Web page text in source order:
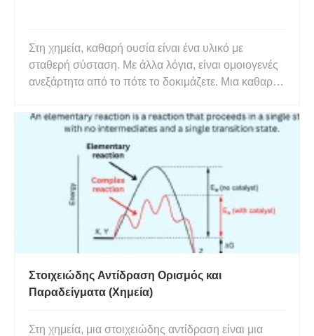
Στη χημεία, καθαρή ουσία είναι ένα υλικό με
σταθερή σύσταση. Με άλλα λόγια, είναι ομοιογενές
ανεξάρτητα από το πότε το δοκιμάζετε. Μια καθαρή
ατόμου ή ένωσης. Συμμετέχει προβλέψιμα σε μια
χημική αντίδραση. Παραδείγματα καθαρών ουσιών
Τα καλύτερα παραδείγ
Στοιχειώδης Αντίδραση Ορισμός και
Παραδείγματα (Χημεία)
Στη χημεία, μια στοιχειώδης αντίδραση είναι μια